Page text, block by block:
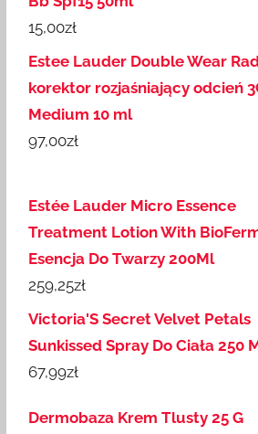
15,00zł
Estee Lauder Double Wear
korektor rozjaśniający odcień
Medium 10 ml
97,00zł
Estée Lauder Micro Essence
Treatment Lotion With
Esencja Do Twarzy 200Ml
259,25zł
Victoria'S Secret Velvet Petals
Sunkissed Spray Do Ciała 250
67,99zł
Dermobaza Krem Tlusty 25 G